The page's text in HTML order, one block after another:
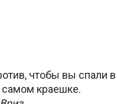
чтобы вы спали
самом краешке.